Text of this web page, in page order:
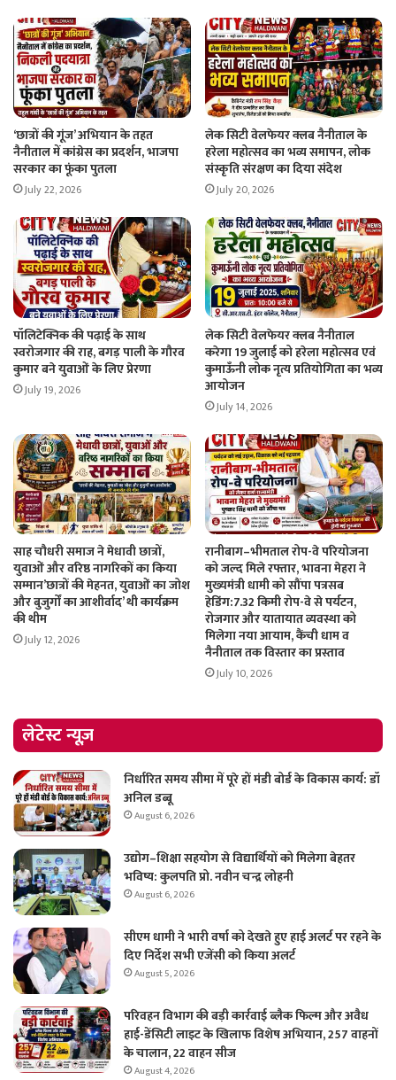
‘छात्रों की गूंज’ अभियान के तहत
नैनीताल में कांग्रेस का प्रदर्शन, भाजपा
सरकार का फूंका पुतला
July 22, 2026
लेक सिटी वेलफेयर क्लब नैनीताल के
हरेला महोत्सव का भव्य समापन, लोक
संस्कृति संरक्षण का दिया संदेश
July 20, 2026
पॉलिटेक्निक की पढ़ाई के साथ
स्वरोजगार की राह, बगड़ पाली के गौरव
कुमार बने युवाओं के लिए प्रेरणा
July 19, 2026
लेक सिटी वेलफेयर क्लब नैनीताल
करेगा 19 जुलाई को हरेला महोत्सव एवं
कुमाऊँनी लोक नृत्य प्रतियोगिता का भव्य
आयोजन
July 14, 2026
साह चौधरी समाज ने मेधावी छात्रों,
युवाओं और वरिष्ठ नागरिकों का किया
सम्मान’छात्रों की मेहनत, युवाओं का जोश
और बुजुर्गों का आशीर्वाद’ थी कार्यक्रम
की थीम
July 12, 2026
रानीबाग–भीमताल रोप-वे परियोजना
को जल्द मिले रफ्तार, भावना मेहरा ने
मुख्यमंत्री धामी को सौंपा पत्रसब
हेडिंग:7.32 किमी रोप-वे से पर्यटन,
रोजगार और यातायात व्यवस्था को
मिलेगा नया आयाम, कैंची धाम व
नैनीताल तक विस्तार का प्रस्ताव
July 10, 2026
लेटेस्ट न्यूज़
निर्धारित समय सीमा में पूरे हों मंडी बोर्ड के विकास कार्य: डॉ
अनिल डब्बू
August 6, 2026
उद्योग–शिक्षा सहयोग से विद्यार्थियों को मिलेगा बेहतर
भविष्य: कुलपति प्रो. नवीन चन्द्र लोहनी
August 6, 2026
सीएम धामी ने भारी वर्षा को देखते हुए हाई अलर्ट पर रहने के
दिए निर्देश सभी एजेंसी को किया अलर्ट
August 5, 2026
परिवहन विभाग की बड़ी कार्रवाई ब्लैक फिल्म और अवैध
हाई-डेंसिटी लाइट के खिलाफ विशेष अभियान, 257 वाहनों
के चालान, 22 वाहन सीज
August 4, 2026